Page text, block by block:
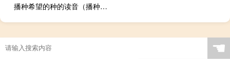
播种希望的种的读音（播种读音）
☚